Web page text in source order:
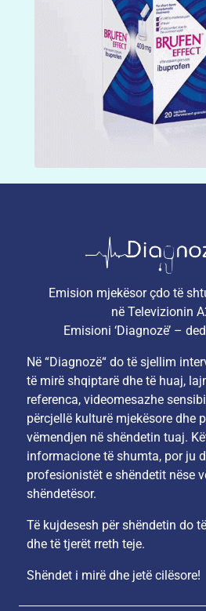
Emision mjekësor çdo të
në Televizionin
Emisioni ‘Diagnozë’ –
Në “Diagnozë“ do të sjellim
të mirë shqiptarë dhe të huaj,
referenca, videomesazhe
përcjellë kulturë mjekësore dhe
vëmendjen në shëndetin tuaj.
informacione të shumta, por ju
profesionistët e shëndetit nëse
shëndetësor.
Të kujdesesh për shëndetin do
dhe të tjerët rreth teje.
Shëndet i mirë dhe jetë cilësore!